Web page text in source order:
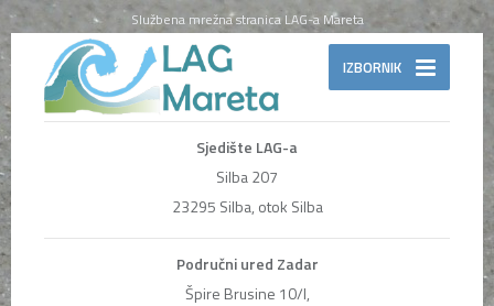
Službena mrežna stranica LAG-a Mareta
IZBORNIK
Sjedište LAG-a
Silba 207
23295 Silba, otok Silba
Područni ured Zadar
Špire Brusine 10/I,